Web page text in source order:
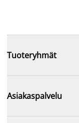
Tuoteryhmät
Asiakaspalvelu